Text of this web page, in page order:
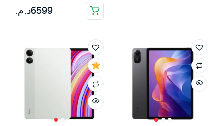
6599د.م.
1599د.م.